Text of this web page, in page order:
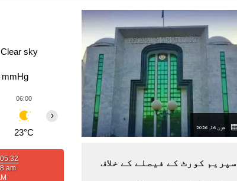
Clear sky
mmHg
06:00
23°C
08:00
25°C 27°C
10:00
29°C
11:00
30°C
›
جون 16, 2026
سپریم کورٹ کے فیصلے کے خلاف